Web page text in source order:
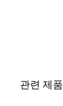
관련 제품